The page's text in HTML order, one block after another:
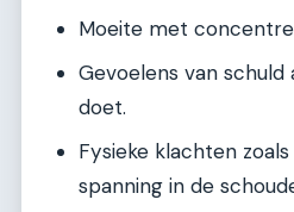
Moeite met
Gevoelens van schuld
doet.
Fysieke klachten
spanning in de